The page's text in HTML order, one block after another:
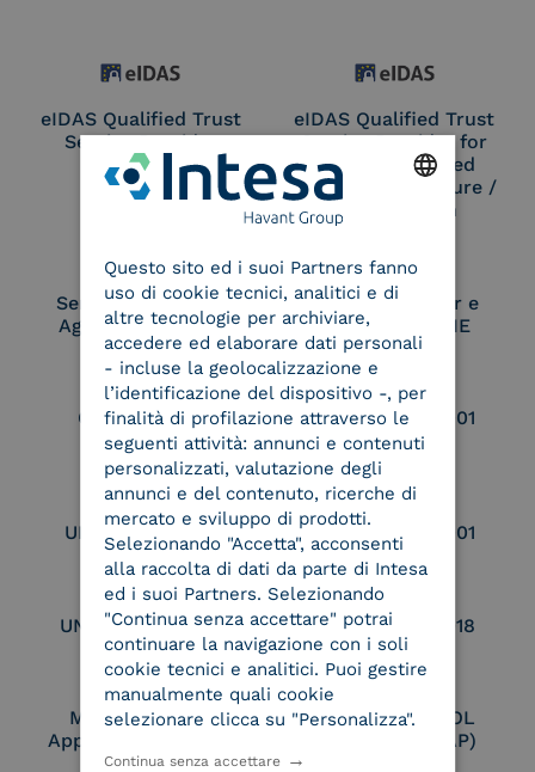
eIDAS Qualified Trust
Service Provider
eIDAS Qualified Trust
Service Provider for
Remote Qualified
Electronic Signature /
Seal Creation
Service Provider e
Aggregatore SPID
Service Provider e
Aggregatore CIE
Conservatore
qualificato
UNI EN ISO 37001
UNI EN ISO 9001 UNI EN ISO 27001
UNI EN ISO 27017 UNI EN ISO 27018
Membro Adobe
Approved Trust List
Certified PEPPOL
Access Point (AP)
ITALIAN
Questo sito ed i suoi Partners fanno
uso di cookie tecnici, analitici e di
altre tecnologie per archiviare,
accedere ed elaborare dati personali
- incluse la geolocalizzazione e
l’identificazione del dispositivo -, per
finalità di profilazione attraverso le
seguenti attività: annunci e contenuti
personalizzati, valutazione degli
annunci e del contenuto, ricerche di
mercato e sviluppo di prodotti.
Selezionando "Accetta", acconsenti
alla raccolta di dati da parte di Intesa
ed i suoi Partners. Selezionando
"Continua senza accettare" potrai
continuare la navigazione con i soli
cookie tecnici e analitici. Puoi gestire
manualmente quali cookie
selezionare clicca su "Personalizza".
Continua senza accettare